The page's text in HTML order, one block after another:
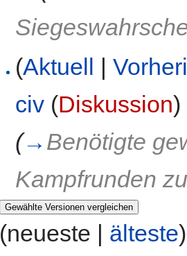
(Aktuell |
civ (Diskussion)
(→ Benötigte
Kampfrunden
(neueste | älteste